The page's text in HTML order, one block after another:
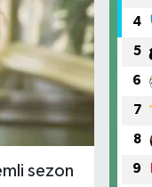
sezon
4
5
6
7
8
9